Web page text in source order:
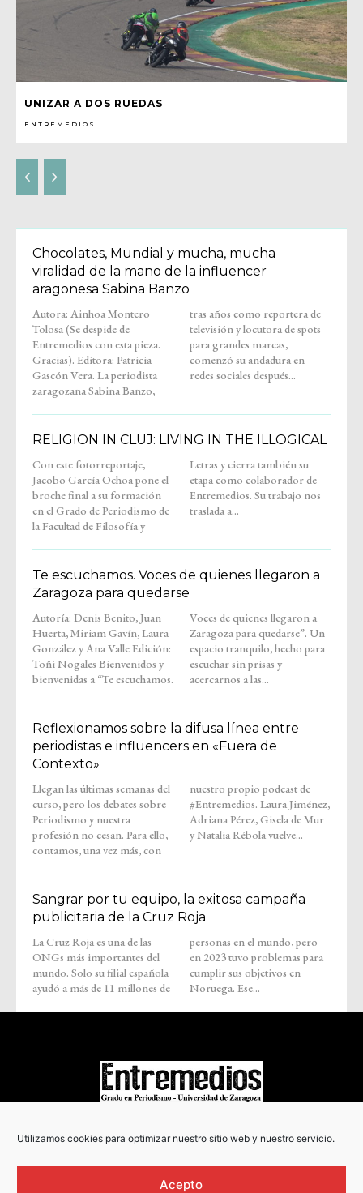
Utilizamos cookies para optimizar nuestro sitio web y nuestro servicio.
Acepto
UNIZAR A DOS RUEDAS
ENTREMEDIOS
Chocolates, Mundial y mucha, mucha
viralidad de la mano de la influencer
aragonesa Sabina Banzo
Autora: Ainhoa Montero
Tolosa (Se despide de
Entremedios con esta pieza.
Gracias). Editora: Patricia
Gascón Vera. La periodista
zaragozana Sabina Banzo,
tras años como reportera de
televisión y locutora de spots
para grandes marcas,
comenzó su andadura en
redes sociales después...
RELIGION IN CLUJ: LIVING IN THE ILLOGICAL
Con este fotorreportaje,
Jacobo García Ochoa pone el
broche final a su formación
en el Grado de Periodismo de
la Facultad de Filosofía y
Letras y cierra también su
etapa como colaborador de
Entremedios. Su trabajo nos
traslada a...
Te escuchamos. Voces de quienes llegaron a
Zaragoza para quedarse
Autoría: Denis Benito, Juan
Huerta, Miriam Gavín, Laura
González y Ana Valle Edición:
Toñi Nogales Bienvenidos y
bienvenidas a “Te escuchamos.
Voces de quienes llegaron a
Zaragoza para quedarse”. Un
espacio tranquilo, hecho para
escuchar sin prisas y
acercarnos a las...
Reflexionamos sobre la difusa línea entre
periodistas e influencers en «Fuera de
Contexto»
Llegan las últimas semanas del
curso, pero los debates sobre
Periodismo y nuestra
profesión no cesan. Para ello,
contamos, una vez más, con
nuestro propio podcast de
#Entremedios. Laura Jiménez,
Adriana Pérez, Gisela de Mur
y Natalia Rébola vuelve...
Sangrar por tu equipo, la exitosa campaña
publicitaria de la Cruz Roja
La Cruz Roja es una de las
ONGs más importantes del
mundo. Solo su filial española
ayudó a más de 11 millones de
personas en el mundo, pero
en 2023 tuvo problemas para
cumplir sus objetivos en
Noruega. Ese...